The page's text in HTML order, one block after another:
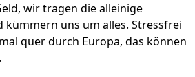
wir tragen die alleinige
kümmern uns um alles. Stressfrei
quer durch Europa, das können
.